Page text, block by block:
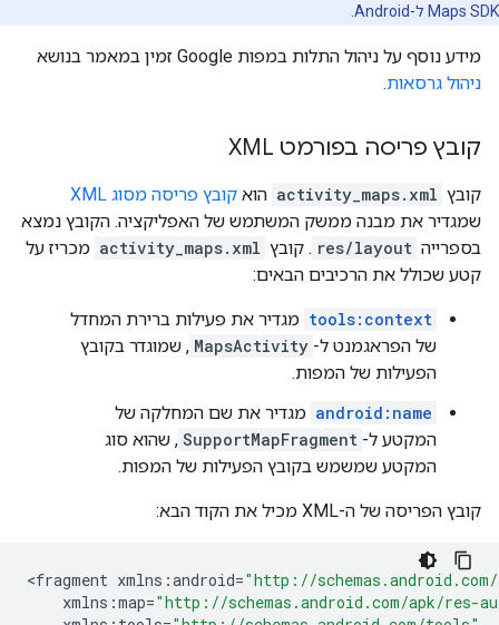
Maps SDK ל-Android.
מידע נוסף על ניהול התלות במפות Google זמין במאמר בנושא
ניהול גרסאות.
קובץ פריסה בפורמט XML
קובץ activity_maps.xml הוא קובץ פריסה מסוג XML
שמגדיר את מבנה ממשק המשתמש של האפליקציה. הקובץ נמצא
בספרייה res/layout . קובץ activity_maps.xml מכריז על
קטע שכולל את הרכיבים הבאים:
tools:context מגדיר את פעילות ברירת המחדל
של הפראגמנט ל- MapsActivity , שמוגדר בקובץ
הפעילות של המפות.
android:name מגדיר את שם המחלקה של
המקטע ל- SupportMapFragment , שהוא סוג
המקטע שמשמש בקובץ הפעילות של המפות.
קובץ הפריסה של ה-XML מכיל את הקוד הבא:
<fragment xmlns :android="http://
xmlns :map="http://schemas.android.com/apk/res-